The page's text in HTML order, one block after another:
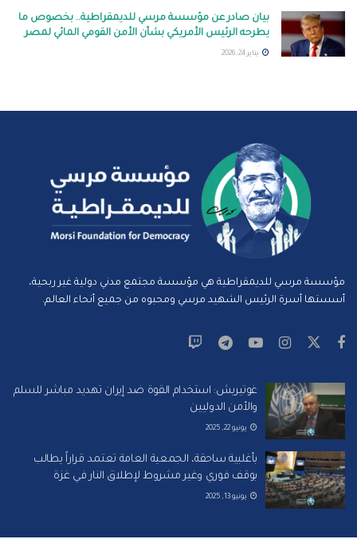
بيان صادر عن مؤسسة مرسي للديمقراطية.. بخصوص ما
يطرحه الرئيس الأمريكي بشأن الأمن القومي المائي لمصر
يناير 24, 2026
مؤسسة مرسي للديمقراطية هي مؤسسة مجتمع مدني دولية غير ربحية،
أسستها أسرة الرئيس الشهيد مرسي ومحبوه من جميع أنحاء العالم.
غوتيريش: استخدام القوة ضد إيران تهديد مباشر للسلم
والأمن الدوليين
يونيو 22, 2025
بأغلبية ساحقة، الجمعية العامة تعتمد قراراً يطالب
بوقف فوري وغير مشروط لإطلاق النار في غزة
يونيو 13, 2025